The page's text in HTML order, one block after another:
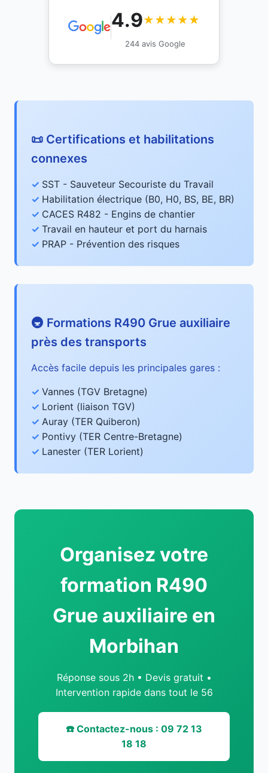
4.9★★★★★
244 avis Google
📜 Certifications et habilitations
connexes
SST - Sauveteur Secouriste du Travail
Habilitation électrique (B0, H0, BS, BE, BR)
CACES R482 - Engins de chantier
Travail en hauteur et port du harnais
PRAP - Prévention des risques
🚇 Formations R490 Grue auxiliaire
près des transports
Accès facile depuis les principales gares :
Vannes (TGV Bretagne)
Lorient (liaison TGV)
Auray (TER Quiberon)
Pontivy (TER Centre-Bretagne)
Lanester (TER Lorient)
Organisez votre
formation R490
Grue auxiliaire en
Morbihan
Réponse sous 2h • Devis gratuit •
Intervention rapide dans tout le 56
☎️ Contactez-nous : 09 72 13
18 18